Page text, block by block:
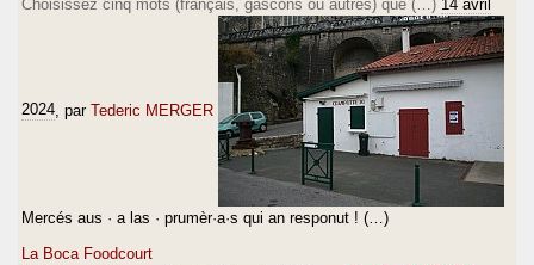
Choisissez cinq mots (français, gascons ou autres) que (…) 14 avril
2024 , par Tederic MERGER
Mercés aus · a las · prumèr·a·s qui an responut ! (…)
La Boca Foodcourt